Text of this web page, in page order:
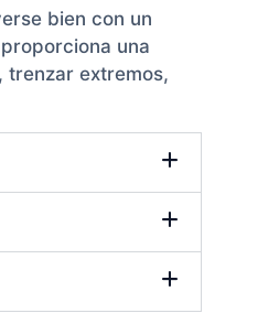
bien con un
una
trenzar extremos,